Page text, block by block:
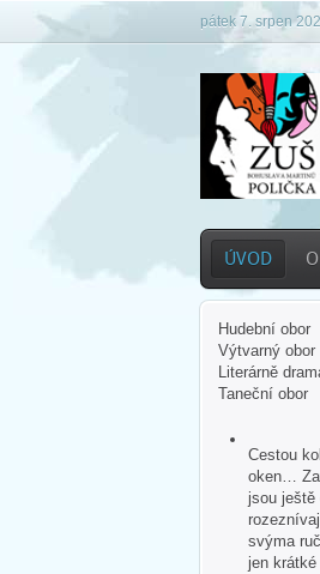
pátek 7. srpen
ÚVOD
Hudební obor
Výtvarný obor
Literárně
Taneční obor
Cestou
oken…
jsou
svýma
jen